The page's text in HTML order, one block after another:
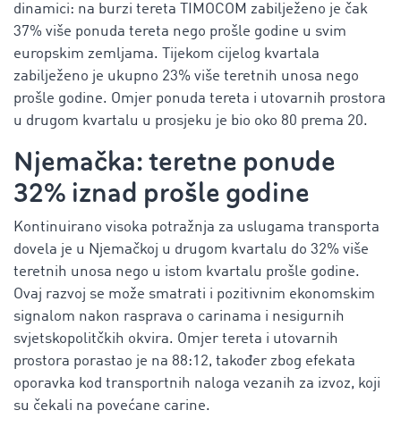
dinamici: na burzi tereta TIMOCOM zabilježeno je čak
37% više ponuda tereta nego prošle godine u svim
europskim zemljama. Tijekom cijelog kvartala
zabilježeno je ukupno 23% više teretnih unosa nego
prošle godine. Omjer ponuda tereta i utovarnih prostora
u drugom kvartalu u prosjeku je bio oko 80 prema 20.
Njemačka: teretne ponude
32% iznad prošle godine
Kontinuirano visoka potražnja za uslugama transporta
dovela je u Njemačkoj u drugom kvartalu do 32% više
teretnih unosa nego u istom kvartalu prošle godine.
Ovaj razvoj se može smatrati i pozitivnim ekonomskim
signalom nakon rasprava o carinama i nesigurnih
svjetskopolitčkih okvira. Omjer tereta i utovarnih
prostora porastao je na 88:12, također zbog efekata
oporavka kod transportnih naloga vezanih za izvoz, koji
su čekali na povećane carine.